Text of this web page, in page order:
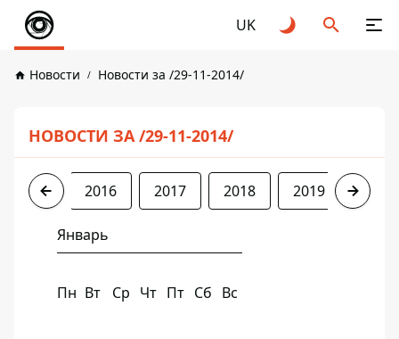
UK
Новости Новости за /29-11-2014/
НОВОСТИ ЗА /29-11-2014/
2014 2016 2017 2018 2019 2020
Январь
Пн Вт Ср Чт Пт Сб Вс